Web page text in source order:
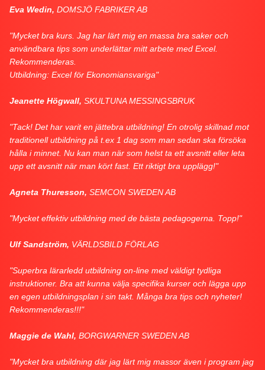
Eva Wedin, DOMSJÖ FABRIKER AB
"Mycket bra kurs. Jag har lärt mig en massa bra saker och
användbara tips som underlättar mitt arbete med Excel.
Rekommenderas.
Utbildning: Excel för Ekonomiansvariga"
Jeanette Högwall, SKULTUNA MESSINGSBRUK
"Tack! Det har varit en jättebra utbildning! En otrolig skillnad mot
traditionell utbildning på t.ex 1 dag som man sedan ska försöka
hålla i minnet. Nu kan man när som helst ta ett avsnitt eller leta
upp ett avsnitt när man kört fast. Ett riktigt bra upplägg!"
Agneta Thuresson, SEMCON SWEDEN AB
"Mycket effektiv utbildning med de bästa pedagogerna. Topp!"
Ulf Sandström, VÄRLDSBILD FÖRLAG
"Superbra lärarledd utbildning on-line med väldigt tydliga
instruktioner. Bra att kunna välja specifika kurser och lägga upp
en egen utbildningsplan i sin takt. Många bra tips och nyheter!
Rekommenderas!!!"
Maggie de Wahl, BORGWARNER SWEDEN AB
"Mycket bra utbildning där jag lärt mig massor även i program jag